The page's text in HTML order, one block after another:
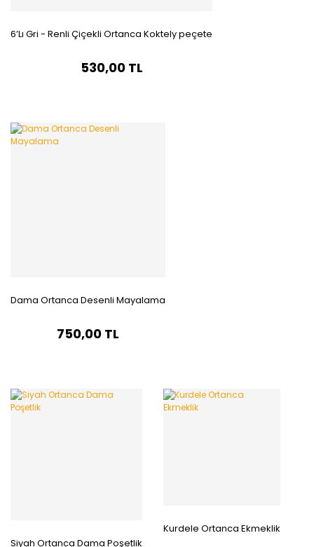
6’Lı Gri - Renli Çiçekli Ortanca Koktely peçete
530,00 TL
Dama Ortanca Desenli Mayalama
750,00 TL
Siyah Ortanca Dama Poşetlik
Kurdele Ortanca Ekmeklik